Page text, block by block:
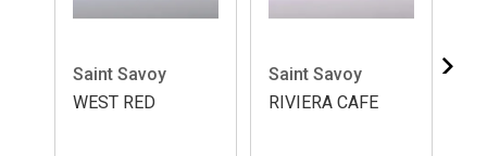
Saint Savoy
WEST RED
Saint Savoy
RIVIERA CAFE